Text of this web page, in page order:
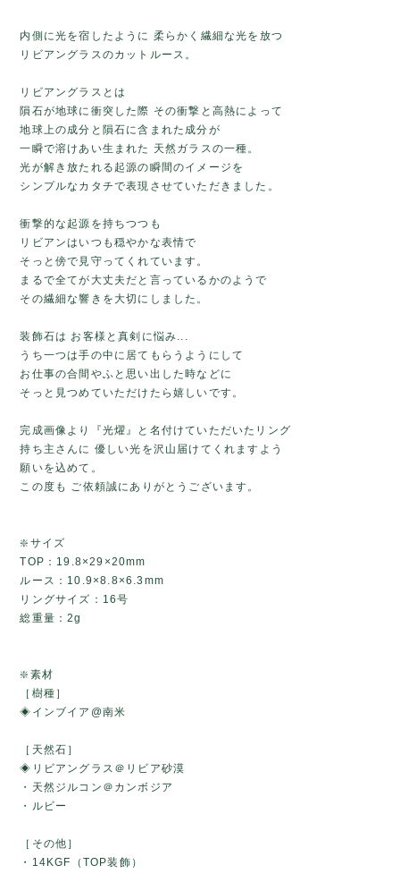
内側に光を宿したように 柔らかく繊細な光を放つ
リビアングラスのカットルース。
リビアングラスとは
隕石が地球に衝突した際 その衝撃と高熱によって
地球上の成分と隕石に含まれた成分が
一瞬で溶けあい生まれた 天然ガラスの一種。
光が解き放たれる起源の瞬間のイメージを
シンプルなカタチで表現させていただきました。
衝撃的な起源を持ちつつも
リビアンはいつも穏やかな表情で
そっと傍で見守ってくれています。
まるで全てが大丈夫だと言っているかのようで
その繊細な響きを大切にしました。
装飾石は お客様と真剣に悩み...
うち一つは手の中に居てもらうようにして
お仕事の合間やふと思い出した時などに
そっと見つめていただけたら嬉しいです。
完成画像より『光燿』と名付けていただいたリング
持ち主さんに 優しい光を沢山届けてくれますよう
願いを込めて。
この度も ご依頼誠にありがとうございます。
❇️サイズ
TOP：19.8×29×20mm
ルース：10.9×8.8×6.3mm
リングサイズ：16号
総重量：2g
❇️素材
［樹種］
◈インブイア@南米
［天然石］
◈リビアングラス＠リビア砂漠
・天然ジルコン＠カンボジア
・ルビー
［その他］
・14KGF（TOP装飾）